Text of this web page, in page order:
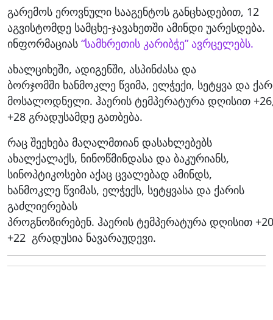
გარემოს ეროვნული სააგენტოს განცხადებით, 12
აგვისტომდე სამცხე-ჯავახეთში ამინდი უარესდება.
ინფორმაციას “სამხრეთის კარიბჭე” ავრცელებს.
ახალციხეში, ადიგენში, ასპინძასა და
ბორჯომში ხანმოკლე წვიმა, ელჭექი, სეტყვა და
მოსალოდნელი. ჰაერის ტემპერატურა დღისით
+28 გრადუსამდე გათბება.
რაც შეეხება მაღალმთიან დასახლებებს
ახალქალაქს, ნინოწმინდასა და ბაკურიანს,
სინოპტიკოსები აქაც ცვალებად ამინდს,
ხანმოკლე წვიმას, ელჭექს, სეტყვასა და ქარის
გაძლიერებას
პროგნოზირებენ. ჰაერის ტემპერატურა დღისით
+22 გრადუსია ნავარაუდევი.